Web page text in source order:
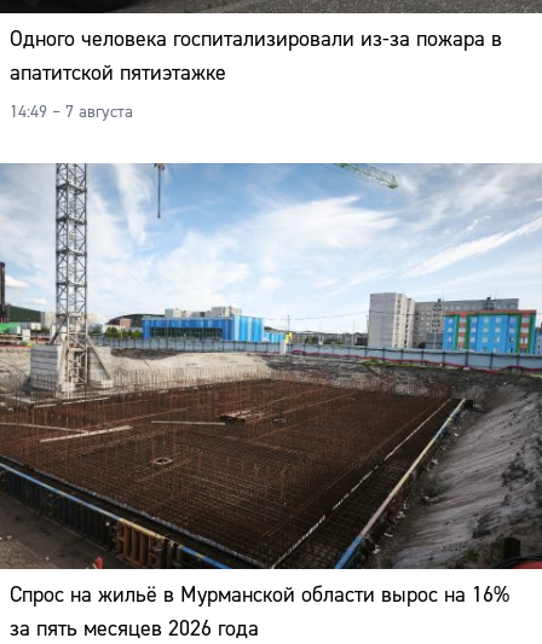
Одного человека госпитализировали из-за пожара в
апатитской пятиэтажке
14:49 – 7 августа
Спрос на жильё в Мурманской области вырос на 16%
за пять месяцев 2026 года